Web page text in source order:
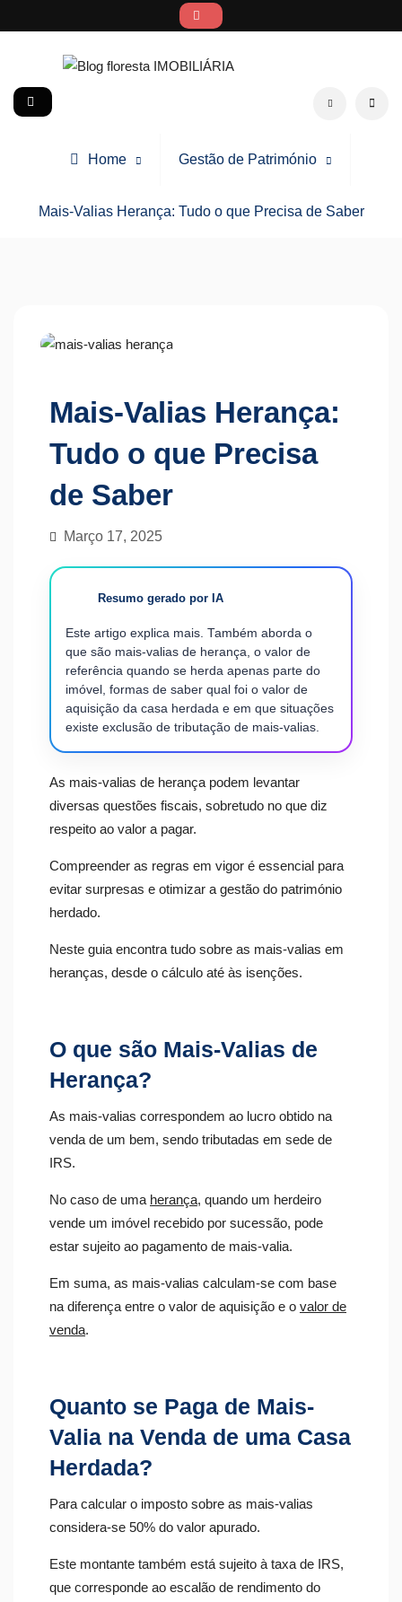
to
Blog floresta IMOBILIÁRIA Search social
Home Gestão de Património
Mais-Valias Herança​: Tudo o que Precisa de Saber
Mais-Valias Herança​:
Tudo o que Precisa
de Saber
Março 17, 2025
Resumo gerado por IA
Este artigo explica mais. Também aborda o
que são mais-valias de herança, o valor de
referência quando se herda apenas parte do
imóvel, formas de saber qual foi o valor de
aquisição da casa herdada e em que situações
existe exclusão de tributação de mais-valias.
As mais-valias de herança podem levantar
diversas questões fiscais, sobretudo no que diz
respeito ao valor a pagar.
Compreender as regras em vigor é essencial para
evitar surpresas e otimizar a gestão do património
herdado.
Neste guia encontra tudo sobre as mais-valias em
heranças, desde o cálculo até às isenções.
O que são Mais-Valias de
Herança?
As mais-valias correspondem ao lucro obtido na
venda de um bem, sendo tributadas em sede de
IRS.
No caso de uma herança, quando um herdeiro
vende um imóvel recebido por sucessão, pode
estar sujeito ao pagamento de mais-valia.
Em suma, as mais-valias calculam-se com base
na diferença entre o valor de aquisição e o valor de
venda.
Quanto se Paga de Mais-
Valia na Venda de uma Casa
Herdada?
Para calcular o imposto sobre as mais-valias
considera-se 50% do valor apurado.
Este montante também está sujeito à taxa de IRS,
que corresponde ao escalão de rendimento do